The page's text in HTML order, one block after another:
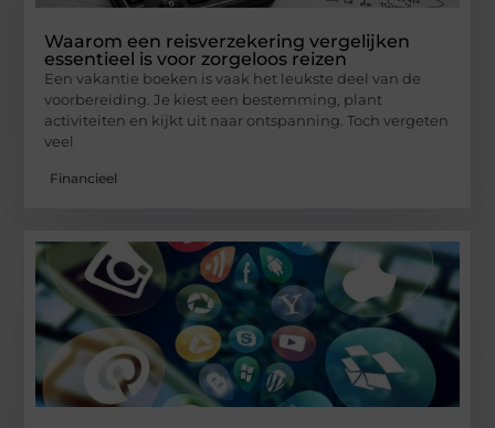
Waarom een reisverzekering vergelijken
essentieel is voor zorgeloos reizen
Een vakantie boeken is vaak het leukste deel van de
voorbereiding. Je kiest een bestemming, plant
activiteiten en kijkt uit naar ontspanning. Toch vergeten
veel
Financieel